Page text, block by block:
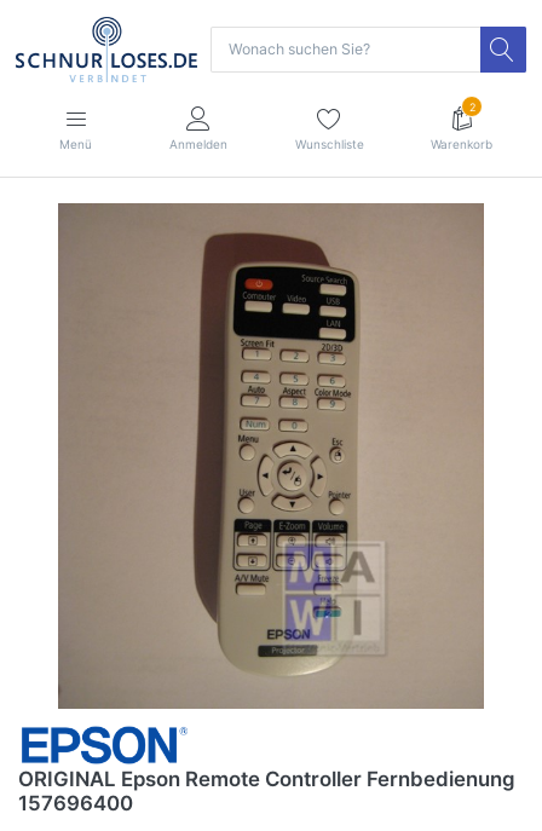
Menü Anmelden Wunschliste
2
Warenkorb
ORIGINAL Epson Remote Controller Fernbedienung
157696400